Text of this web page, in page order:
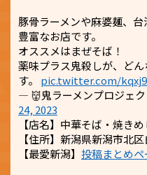
豚骨ラーメンや麻婆麺、
豊富なお店です。
オススメはまぜそば！
薬味プラス鬼殺しが、ど
す。 pic.twitter.com/
— 👹鬼ラーメンプロジェ
24, 2023
【店名】中華そば・焼き
【住所】新潟県新潟市北
【最愛新潟】 投稿まとめペ